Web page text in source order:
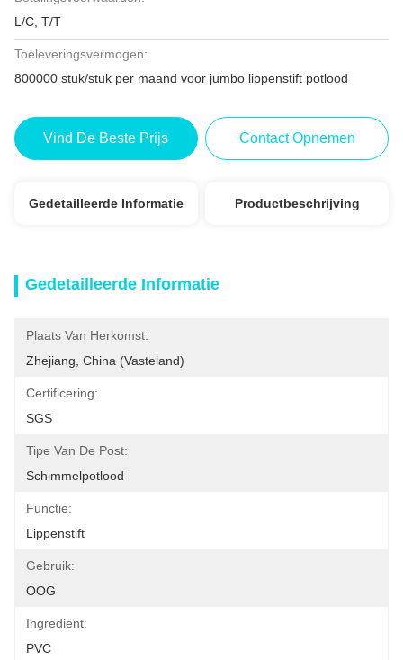
L/C, T/T
Toeleveringsvermogen:
800000 stuk/stuk per maand voor jumbo lippenstift potlood
Vind De Beste Prijs Contact Opnemen
Gedetailleerde Informatie Productbeschrijving
Gedetailleerde Informatie
Plaats Van Herkomst:
Zhejiang, China (vasteland)
Certificering:
SGS
Tipe Van De Post:
Schimmelpotlood
Functie:
Lippenstift
Gebruik:
OOG
Ingrediënt:
PVC